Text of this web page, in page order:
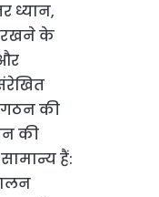
ध्यान,
रखने के
की
की
हैं: